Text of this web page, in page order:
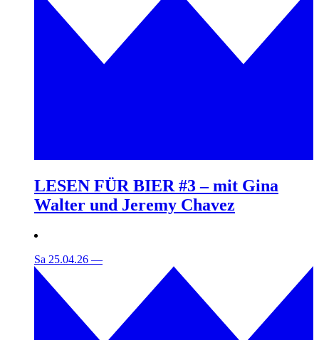
LESEN FÜR BIER #3 – mit Gina
Walter und Jeremy Chavez
Sa 25.04.26 —